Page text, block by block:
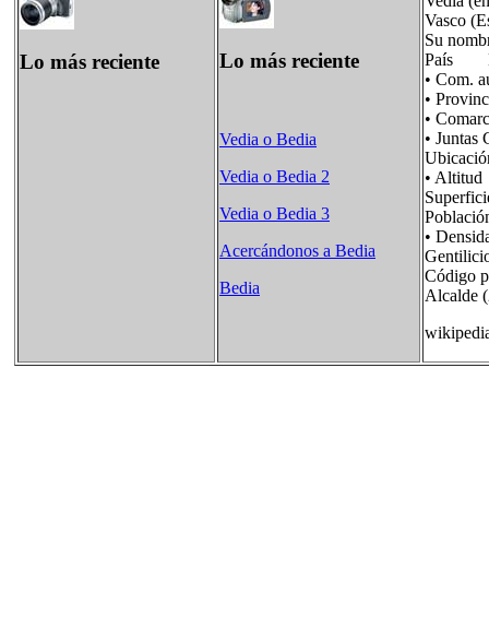
Lo más reciente Lo más reciente
Vedia o Bedia
Vedia o Bedia 2
Vedia o Bedia 3
Acercándonos a Bedia
Bedia
Vasco
Su
País
• Com.
•
•
•
•
•
Código
Alcalde